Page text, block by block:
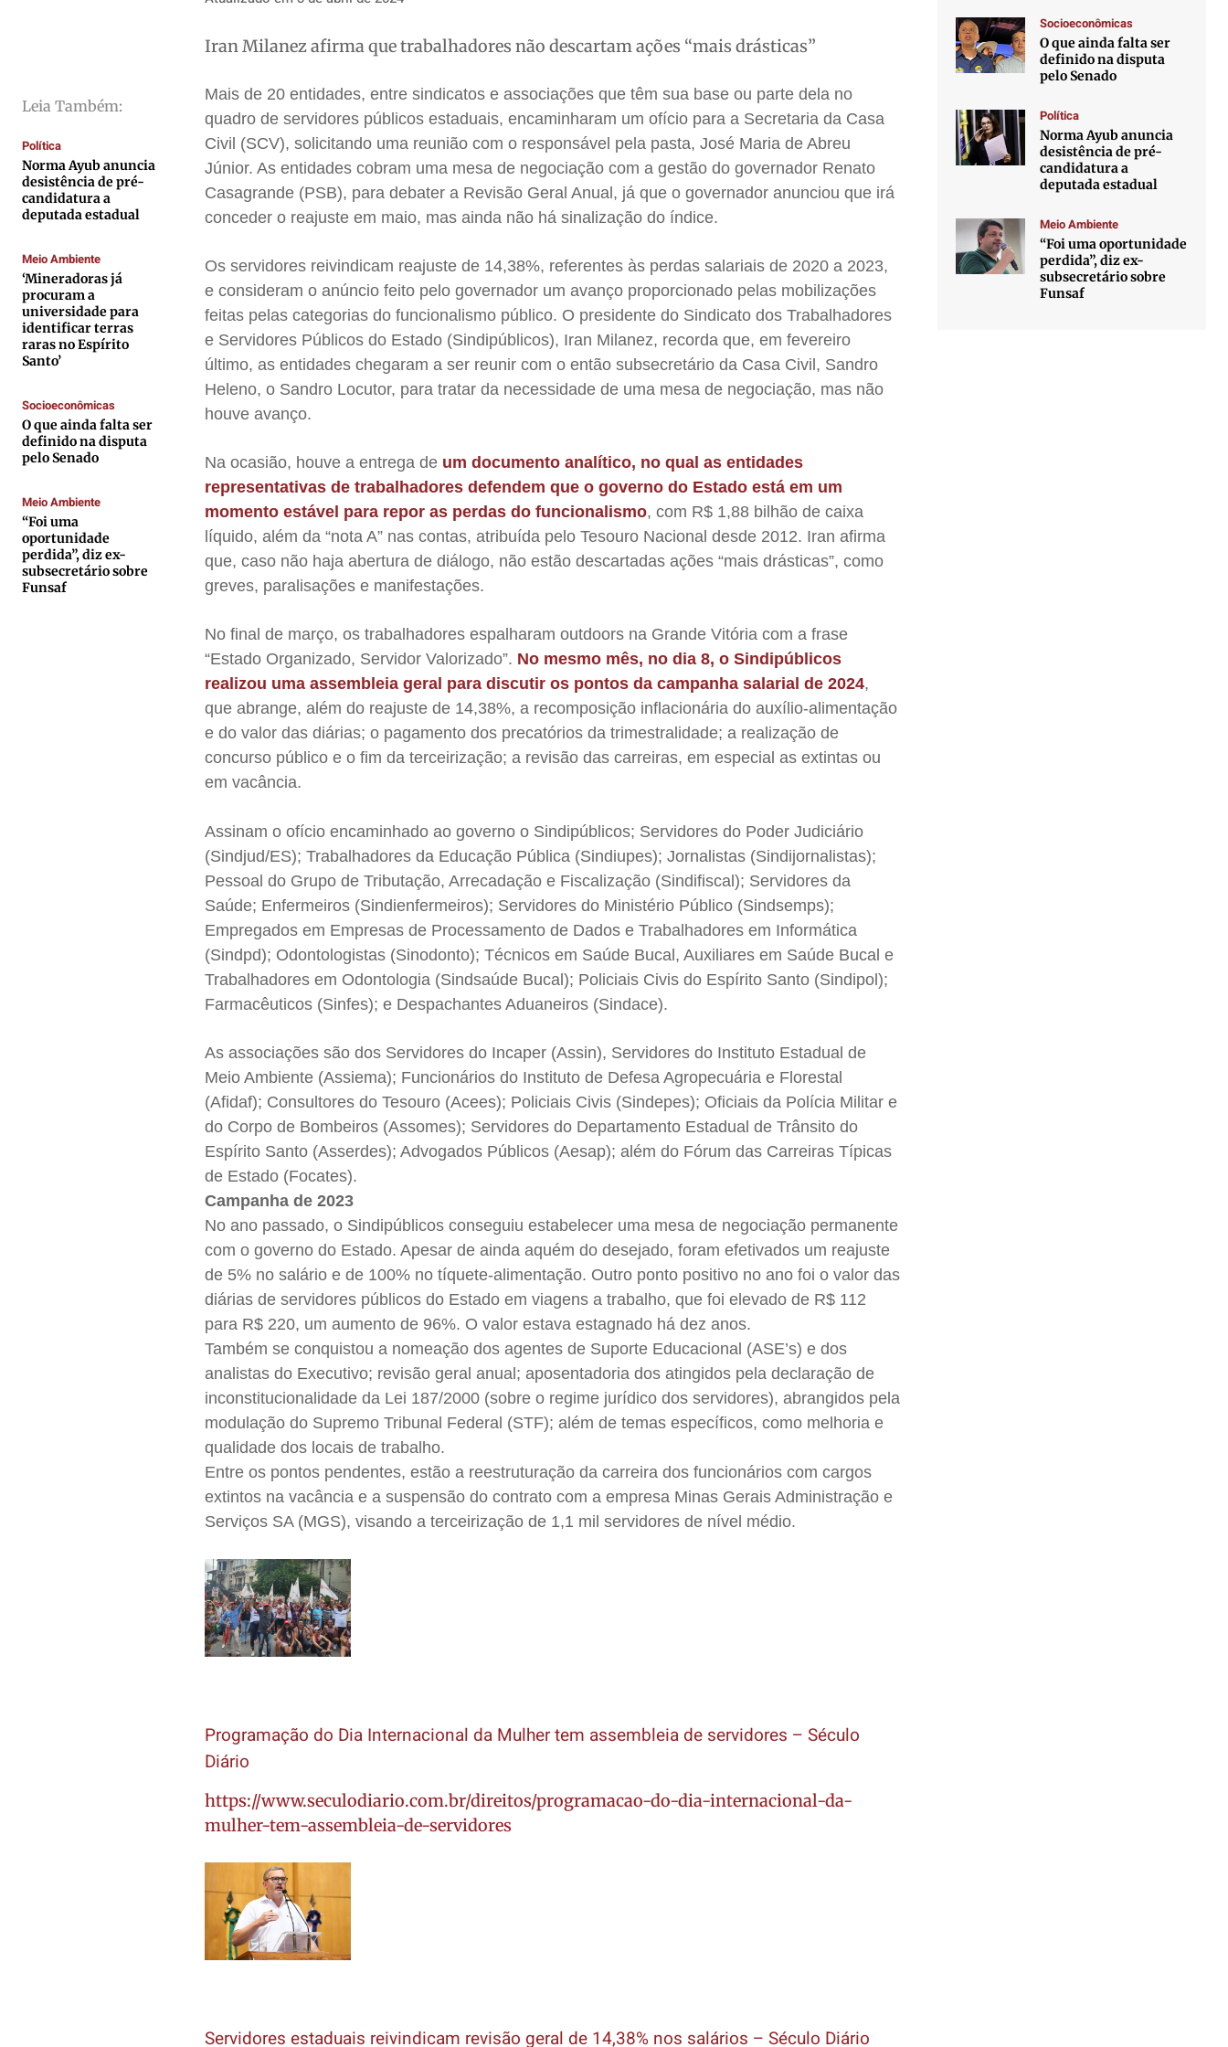
Cultura
Caetano Roque
Gustavo Bastos
Jr Mignone (in memorian)
Publicidade Legal
Anuncie
Expediente
Contato
Termos de Uso
Privacidade
Cultura
Caetano Roque
Gustavo Bastos
Jr Mignone (in memorian)
Publicidade Legal
Anuncie
Expediente
Contato
Termos de Uso
Privacidade
Cultura
Caetano Roque
Gustavo Bastos
Jr Mignone (in memorian)
Publicidade Legal
Anuncie
Expediente
Contato
Termos de Uso
Privacidade
Cultura
Caetano Roque
Gustavo Bastos
Jr Mignone (in memorian)
Publicidade Legal
Anuncie
Expediente
Contato
Termos de Uso
Privacidade
Leia Também:
Política
Norma Ayub anuncia
desistência de pré-
candidatura a
deputada estadual
Meio Ambiente
‘Mineradoras já
procuram a
universidade para
identificar terras
raras no Espírito
Santo’
Socioeconômicas
O que ainda falta ser
definido na disputa
pelo Senado
Meio Ambiente
“Foi uma
oportunidade
perdida”, diz ex-
subsecretário sobre
Funsaf
Iran Milanez afirma que trabalhadores não descartam ações “mais drásticas”
Mais de 20 entidades, entre sindicatos e associações que têm sua base ou parte dela no
quadro de servidores públicos estaduais, encaminharam um ofício para a Secretaria da Casa
Civil (SCV), solicitando uma reunião com o responsável pela pasta, José Maria de Abreu
Júnior. As entidades cobram uma mesa de negociação com a gestão do governador Renato
Casagrande (PSB), para debater a Revisão Geral Anual, já que o governador anunciou que irá
conceder o reajuste em maio, mas ainda não há sinalização do índice.
Os servidores reivindicam reajuste de 14,38%, referentes às perdas salariais de 2020 a 2023,
e consideram o anúncio feito pelo governador um avanço proporcionado pelas mobilizações
feitas pelas categorias do funcionalismo público. O presidente do Sindicato dos Trabalhadores
e Servidores Públicos do Estado (Sindipúblicos), Iran Milanez, recorda que, em fevereiro
último, as entidades chegaram a ser reunir com o então subsecretário da Casa Civil, Sandro
Heleno, o Sandro Locutor, para tratar da necessidade de uma mesa de negociação, mas não
houve avanço.
Na ocasião, houve a entrega de um documento analítico, no qual as entidades
representativas de trabalhadores defendem que o governo do Estado está em um
momento estável para repor as perdas do funcionalismo, com R$ 1,88 bilhão de caixa
líquido, além da “nota A” nas contas, atribuída pelo Tesouro Nacional desde 2012. Iran afirma
que, caso não haja abertura de diálogo, não estão descartadas ações “mais drásticas”, como
greves, paralisações e manifestações.
No final de março, os trabalhadores espalharam outdoors na Grande Vitória com a frase
“Estado Organizado, Servidor Valorizado”. No mesmo mês, no dia 8, o Sindipúblicos
realizou uma assembleia geral para discutir os pontos da campanha salarial de 2024,
que abrange, além do reajuste de 14,38%, a recomposição inflacionária do auxílio-alimentação
e do valor das diárias; o pagamento dos precatórios da trimestralidade; a realização de
concurso público e o fim da terceirização; a revisão das carreiras, em especial as extintas ou
em vacância.
Assinam o ofício encaminhado ao governo o Sindipúblicos; Servidores do Poder Judiciário
(Sindjud/ES); Trabalhadores da Educação Pública (Sindiupes); Jornalistas (Sindijornalistas);
Pessoal do Grupo de Tributação, Arrecadação e Fiscalização (Sindifiscal); Servidores da
Saúde; Enfermeiros (Sindienfermeiros); Servidores do Ministério Público (Sindsemps);
Empregados em Empresas de Processamento de Dados e Trabalhadores em Informática
(Sindpd); Odontologistas (Sinodonto); Técnicos em Saúde Bucal, Auxiliares em Saúde Bucal e
Trabalhadores em Odontologia (Sindsaúde Bucal); Policiais Civis do Espírito Santo (Sindipol);
Farmacêuticos (Sinfes); e Despachantes Aduaneiros (Sindace).
As associações são dos Servidores do Incaper (Assin), Servidores do Instituto Estadual de
Meio Ambiente (Assiema); Funcionários do Instituto de Defesa Agropecuária e Florestal
(Afidaf); Consultores do Tesouro (Acees); Policiais Civis (Sindepes); Oficiais da Polícia Militar e
do Corpo de Bombeiros (Assomes); Servidores do Departamento Estadual de Trânsito do
Espírito Santo (Asserdes); Advogados Públicos (Aesap); além do Fórum das Carreiras Típicas
de Estado (Focates).
Campanha de 2023
No ano passado, o Sindipúblicos conseguiu estabelecer uma mesa de negociação permanente
com o governo do Estado. Apesar de ainda aquém do desejado, foram efetivados um reajuste
de 5% no salário e de 100% no tíquete-alimentação. Outro ponto positivo no ano foi o valor das
diárias de servidores públicos do Estado em viagens a trabalho, que foi elevado de R$ 112
para R$ 220, um aumento de 96%. O valor estava estagnado há dez anos.
Também se conquistou a nomeação dos agentes de Suporte Educacional (ASE’s) e dos
analistas do Executivo; revisão geral anual; aposentadoria dos atingidos pela declaração de
inconstitucionalidade da Lei 187/2000 (sobre o regime jurídico dos servidores), abrangidos pela
modulação do Supremo Tribunal Federal (STF); além de temas específicos, como melhoria e
qualidade dos locais de trabalho.
Entre os pontos pendentes, estão a reestruturação da carreira dos funcionários com cargos
extintos na vacância e a suspensão do contrato com a empresa Minas Gerais Administração e
Serviços SA (MGS), visando a terceirização de 1,1 mil servidores de nível médio.
Programação do Dia Internacional da Mulher tem assembleia de servidores – Século
Diário
https://www.seculodiario.com.br/direitos/programacao-do-dia-internacional-da-
mulher-tem-assembleia-de-servidores
Servidores estaduais reivindicam revisão geral de 14,38% nos salários – Século Diário
Socioeconômicas
O que ainda falta ser
definido na disputa
pelo Senado
Política
Norma Ayub anuncia
desistência de pré-
candidatura a
deputada estadual
Meio Ambiente
“Foi uma oportunidade
perdida”, diz ex-
subsecretário sobre
Funsaf